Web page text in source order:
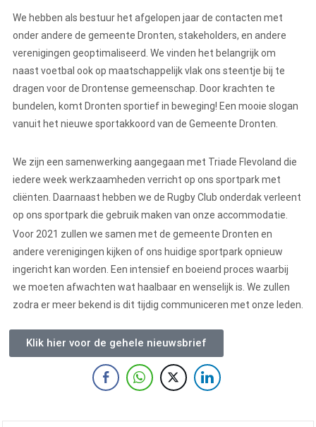
We hebben als bestuur het afgelopen jaar de contacten met
onder andere de gemeente Dronten, stakeholders, en andere
verenigingen geoptimaliseerd. We vinden het belangrijk om
naast voetbal ook op maatschappelijk vlak ons steentje bij te
dragen voor de Drontense gemeenschap. Door krachten te
bundelen, komt Dronten sportief in beweging! Een mooie slogan
vanuit het nieuwe sportakkoord van de Gemeente Dronten.
We zijn een samenwerking aangegaan met Triade Flevoland die
iedere week werkzaamheden verricht op ons sportpark met
cliënten. Daarnaast hebben we de Rugby Club onderdak verleent
op ons sportpark die gebruik maken van onze accommodatie.
Voor 2021 zullen we samen met de gemeente Dronten en
andere verenigingen kijken of ons huidige sportpark opnieuw
ingericht kan worden. Een intensief en boeiend proces waarbij
we moeten afwachten wat haalbaar en wenselijk is. We zullen
zodra er meer bekend is dit tijdig communiceren met onze leden.
Klik hier voor de gehele nieuwsbrief